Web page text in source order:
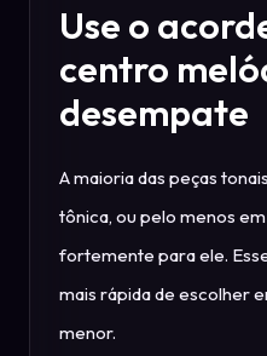
Use o
centro
desempate
A maioria das peças
tônica, ou pelo menos
fortemente para ele.
mais rápida de escolher
menor.